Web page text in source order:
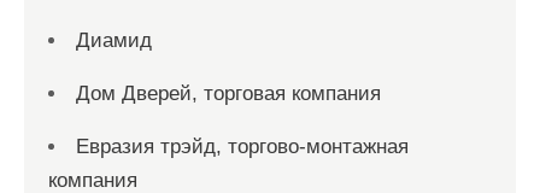
Диамид
Дом Дверей, торговая компания
Евразия трэйд, торгово-монтажная
компания